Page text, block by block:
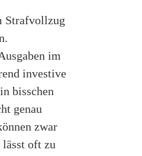
Strafvollzug
im
investive
bisschen
genau
zwar
lässt oft zu